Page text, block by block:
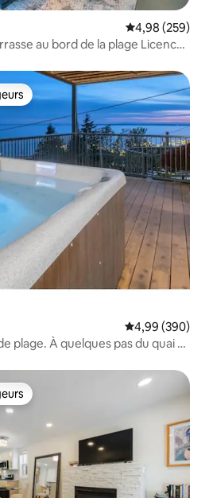
Note
4,98 (259)
au bord de la plage Licence
parmi les plus aimés
Note
4,99 (390)
plage. À quelques pas du quai et
parmi les plus aimés